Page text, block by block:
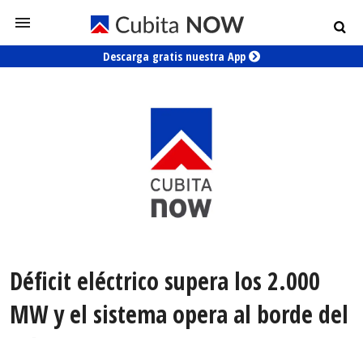
Descarga gratis nuestra App
Déficit eléctrico supera los 2.000
MW y el sistema opera al borde del